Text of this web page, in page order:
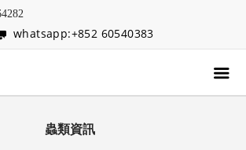
whatsapp:+852 60540383
蟲類資訊